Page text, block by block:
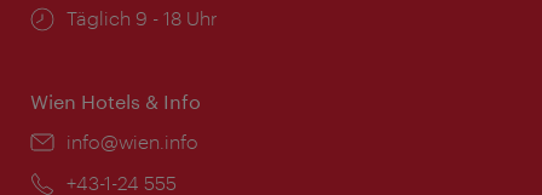
Öffnungszeiten:
Täglich 9 - 18 Uhr
Wien Hotels & Info
Email:
info@wien.info
Telefon:
+43-1-24 555